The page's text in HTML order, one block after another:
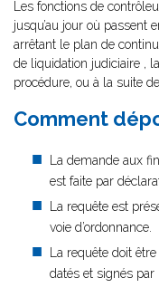
Les fonctions de
jusqu’au jour où passent
arrêtant le plan de
de liquidation judiciaire ,
procédure, ou à la suite
Comment
La demande aux
est faite par
La requête est
voie d’ordonnance.
La requête doit
datés et signés par